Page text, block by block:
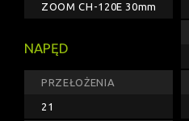
ZOOM CH-120E 30mm
NAPĘD
PRZEŁOŻENIA
21